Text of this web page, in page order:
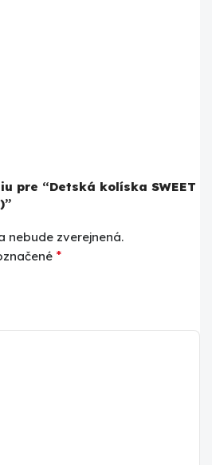
pre “Detská kolíska SWEET
nebude zverejnená.
*